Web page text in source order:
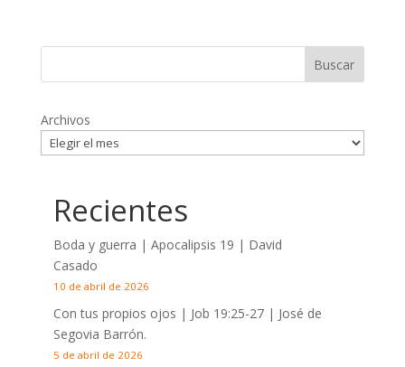
Archivos
Recientes
Boda y guerra | Apocalipsis 19 | David
Casado
10 de abril de 2026
Con tus propios ojos | Job 19:25-27| José de
Segovia Barrón.
5 de abril de 2026